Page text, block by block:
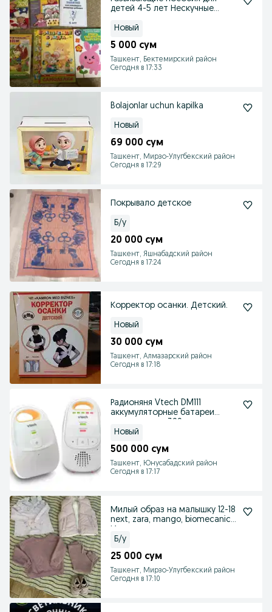
детей 4-5 лет Нескучные
Новый
5 000 сум
Ташкент, Бектемирский район
Сегодня в 17:33
Bolajonlar uchun kapilka
Новый
69 000 сум
Ташкент, Мирзо-Улугбекский район
Сегодня в 17:29
Покрывало детское
Б/у
20 000 сум
Ташкент, Яшнабадский район
Сегодня в 17:24
Корректор осанки. Детский.
Новый
30 000 сум
Ташкент, Алмазарский район
Сегодня в 17:18
Радионяня Vtech DM111
аккумуляторные батареи
Новый
500 000 сум
Ташкент, Юнусабадский район
Сегодня в 17:17
Милый образ на малышку 12-18
next, zara, mango, biomecanics
Б/у
25 000 сум
Ташкент, Мирзо-Улугбекский район
Сегодня в 17:10